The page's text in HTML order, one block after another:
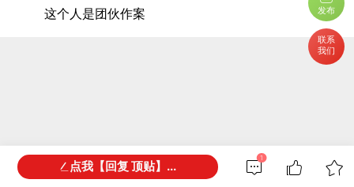
发布
联系
我们
这个人是团伙作案
1
点我【回复 顶贴】...